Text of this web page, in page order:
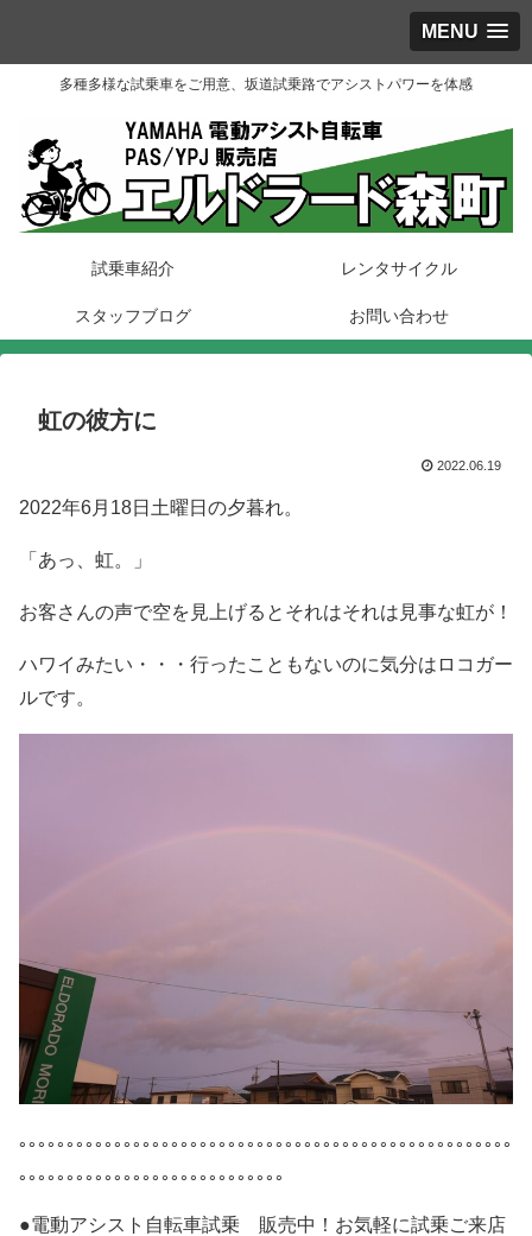
MENU
多種多様な試乗車をご用意、坂道試乗路でアシストパワーを体感
試乗車紹介 レンタサイクル
スタッフブログ お問い合わせ
虹の彼方に
2022.06.19
2022年6月18日土曜日の夕暮れ。
「あっ、虹。」
お客さんの声で空を見上げるとそれはそれは見事な虹が！
ハワイみたい・・・行ったこともないのに気分はロコガー
ルです。
｡｡｡｡｡｡｡｡｡｡｡｡｡｡｡｡｡｡｡｡｡｡｡｡｡｡｡｡｡｡｡｡｡｡｡｡｡｡｡｡｡｡｡｡｡｡｡｡｡｡｡｡
｡｡｡｡｡｡｡｡｡｡｡｡｡｡｡｡｡｡｡｡｡｡｡｡｡｡｡｡
●電動アシスト自転車試乗 販売中！お気軽に試乗ご来店